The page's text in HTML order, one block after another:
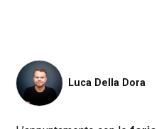
Luca Della Dora